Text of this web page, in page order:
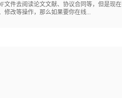
件去阅读论文文献、协议合同等，但是现
改等操作，那么如果要你在线...